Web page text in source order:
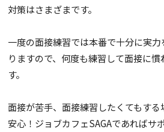
対策はさまざまです。
一度の面接練習では本番で十分に実
りますので、何度も練習して面接に
す。
面接が苦手、面接練習したくてもす
安心！ジョブカフェSAGAであればサ